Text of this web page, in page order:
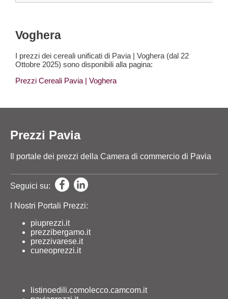
Voghera
I prezzi dei cereali unificati di Pavia | Voghera (dal 22
Ottobre 2025) sono disponibili alla pagina:
Prezzi Cereali Pavia | Voghera
Prezzi Pavia
Il portale dei prezzi della Camera di commercio di Pavia
Seguici su:
I Nostri Portali Prezzi:
piuprezzi.it
prezzibergamo.it
prezzivarese.it
cuneoprezzi.it
listinoedili.comolecco.camcom.it